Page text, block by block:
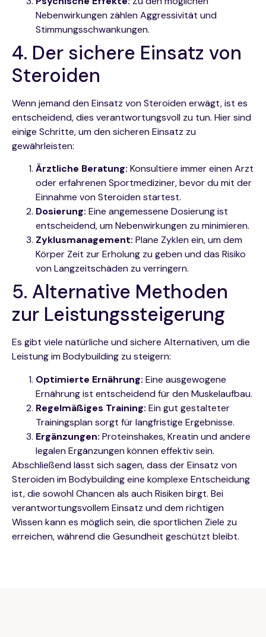
Nebenwirkungen zählen Aggressivität und
Stimmungsschwankungen.
4. Der sichere Einsatz von
Steroiden
Wenn jemand den Einsatz von Steroiden erwägt, ist es
entscheidend, dies verantwortungsvoll zu tun. Hier sind
einige Schritte, um den sicheren Einsatz zu
gewährleisten:
Ärztliche Beratung: Konsultiere immer einen Arzt
oder erfahrenen Sportmediziner, bevor du mit der
Einnahme von Steroiden startest.
Dosierung: Eine angemessene Dosierung ist
entscheidend, um Nebenwirkungen zu minimieren.
Zyklusmanagement: Plane Zyklen ein, um dem
Körper Zeit zur Erholung zu geben und das Risiko
von Langzeitschäden zu verringern.
5. Alternative Methoden
zur Leistungssteigerung
Es gibt viele natürliche und sichere Alternativen, um die
Leistung im Bodybuilding zu steigern:
Optimierte Ernährung: Eine ausgewogene
Ernährung ist entscheidend für den Muskelaufbau.
Regelmäßiges Training: Ein gut gestalteter
Trainingsplan sorgt für langfristige Ergebnisse.
Ergänzungen: Proteinshakes, Kreatin und andere
legalen Ergänzungen können effektiv sein.
Abschließend lässt sich sagen, dass der Einsatz von
Steroiden im Bodybuilding eine komplexe Entscheidung
ist, die sowohl Chancen als auch Risiken birgt. Bei
verantwortungsvollem Einsatz und dem richtigen
Wissen kann es möglich sein, die sportlichen Ziele zu
erreichen, während die Gesundheit geschützt bleibt.